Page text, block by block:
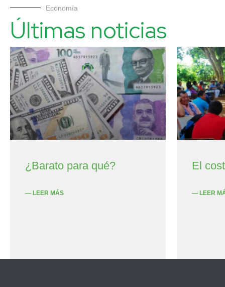
Economía
Últimas noticias
¿Barato para qué?
— LEER MÁS
El
— LEER